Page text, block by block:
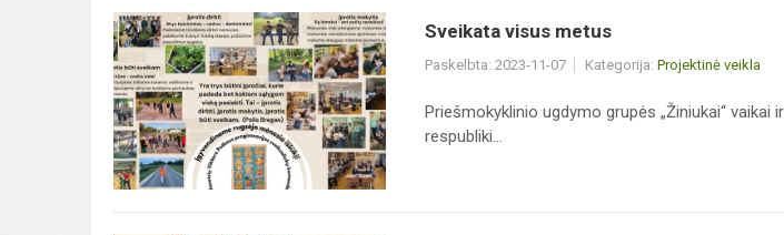
Sveikata
visus
metus
Sveikata visus metus
Paskelbta: 2023-11-07 Kategorija: Projektinė veikla
Priešmokyklinio ugdymo grupės „Žiniukai“ vaikai
respubliki...